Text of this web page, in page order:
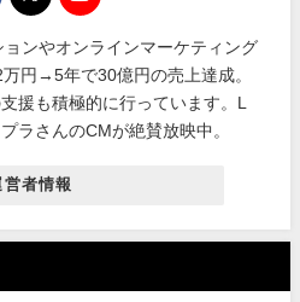
ンやオンラインマーケティング
円→5年で30億円の売上達成。
援も積極的に行っています。L
ラさんのCMが絶賛放映中。
営者情報